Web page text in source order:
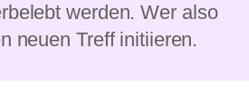
werden. Wer also
neuen Treff initiieren.